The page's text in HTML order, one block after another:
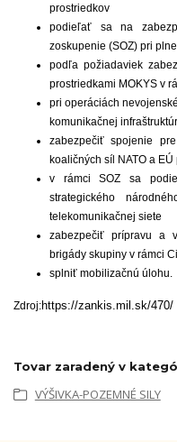
prostriedkov
podieľať sa na
zoskupenie (SOZ) pri
podľa požiadaviek
prostriedkami MOKYS v
pri operáciách
komunikačnej
zabezpečiť spojenie
koaličných síl NATO a
v rámci SOZ sa
strategického
telekomunikačnej siete
zabezpečiť prípravu a
brigády skupiny v rámci
splniť mobilizačnú úlohu.
Zdroj:https://zankis.mil.sk/470/
Tovar zaradený v
VÝŠIVKA-POZEMNÉ SILY